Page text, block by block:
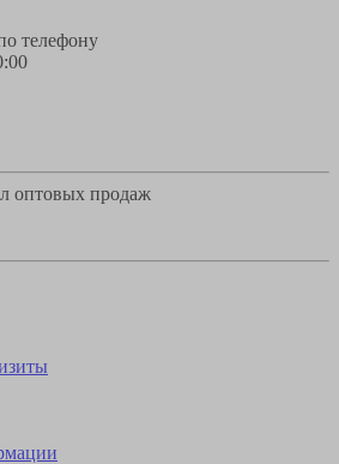
телефону
оптовых продаж